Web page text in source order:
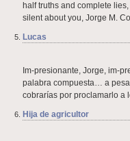
half truths and complete
silent about you, Jorge M.
Lucas
Im-presionante, Jorge, im-
palabra compuesta… a
cobrarías por proclamarlo a
Hija de agricultor